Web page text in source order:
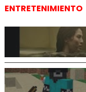
ENTRETENIMIENTO